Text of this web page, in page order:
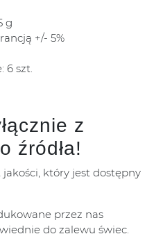
g
+/- 5%
6 szt.
z
źródła!
który jest dostępny
przez nas
do zalewu świec.